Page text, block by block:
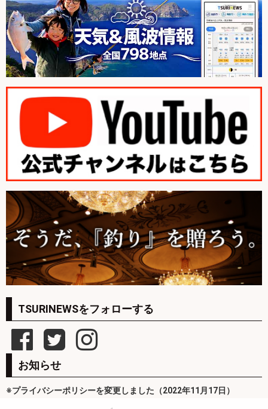
TSURINEWSをフォローする
お知らせ
※プライバシーポリシーを変更しました（2022年11月17日）